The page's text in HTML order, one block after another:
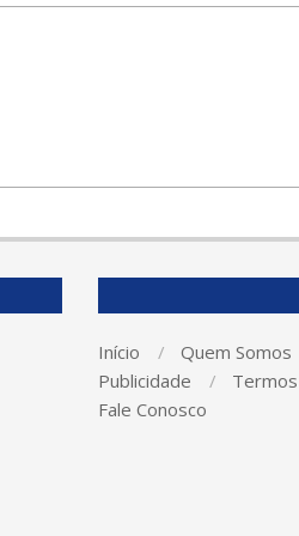
Início Quem Somos
Publicidade
Fale Conosco